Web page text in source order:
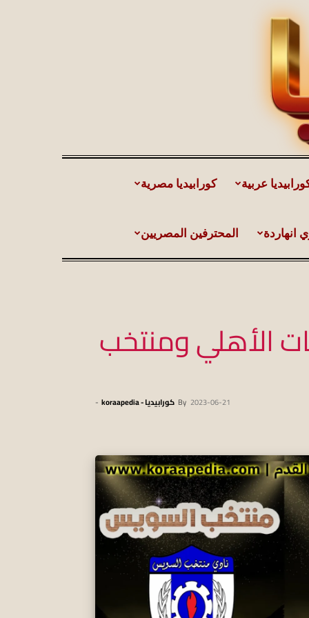
كورابيديا مصرية عربية
المحترفين المصريين انهاردة
الأهلي ومنتخب
By كورابيديا - koraapedia - 2023-06-21